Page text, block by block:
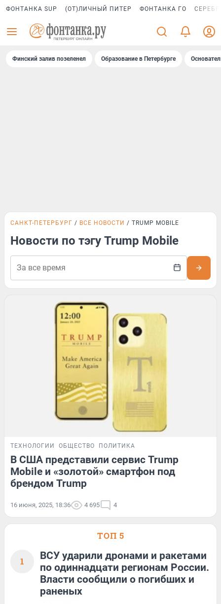
ФОНТАНКА SUP (ОТ)ЛИЧНЫЙ ПИТЕР ФОНТАНКА ГО
Финский залив позеленел Образование в Петербурге
САНКТ-ПЕТЕРБУРГ ВСЕ НОВОСТИ TRUMP MOBILE
Новости по тэгу Trump Mobile
ТЕХНОЛОГИИ ОБЩЕСТВО ПОЛИТИКА
В США представили сервис Trump
Mobile и «золотой» смартфон под
брендом Trump
16 июня, 2025, 18:36 4 695 4
ТОП 5
1
ВСУ ударили дронами и ракетами
по одиннадцати регионам России.
Власти сообщили о погибших и
раненых